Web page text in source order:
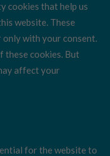
cookies that help us
website. These
only with your consent.
these cookies. But
affect your
for the website to